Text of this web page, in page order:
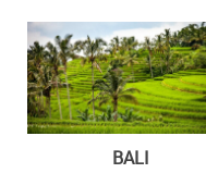
BALI